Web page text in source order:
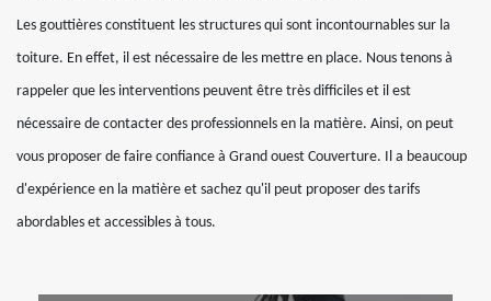
Les gouttières constituent les structures qui sont incontournables sur la
toiture. En effet, il est nécessaire de les mettre en place. Nous tenons à
rappeler que les interventions peuvent être très difficiles et il est
nécessaire de contacter des professionnels en la matière. Ainsi, on peut
vous proposer de faire confiance à Grand ouest Couverture. Il a beaucoup
d'expérience en la matière et sachez qu'il peut proposer des tarifs
abordables et accessibles à tous.